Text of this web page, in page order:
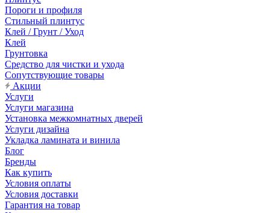
Пороги и профиля
Стильный плинтус
Клей / Грунт / Уход
Клей
Грунтовка
Средство для чистки и ухода
Сопутствующие товары
Акции
Услуги
Услуги магазина
Установка межкомнатных дверей
Услуги дизайна
Укладка ламината и винила
Блог
Бренды
Как купить
Условия оплаты
Условия доставки
Гарантия на товар